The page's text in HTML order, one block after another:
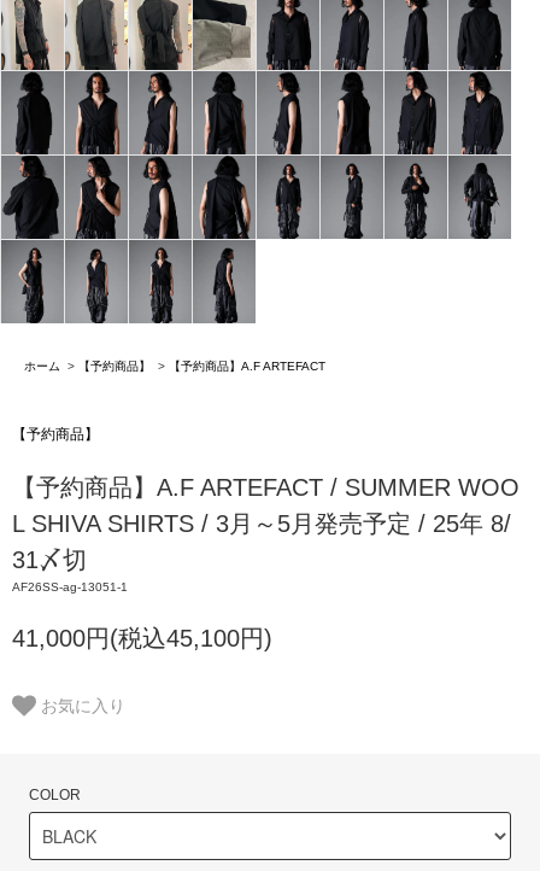
ホーム > 【予約商品】 > 【予約商品】A.F ARTEFACT
【予約商品】
【予約商品】A.F ARTEFACT / SUMMER WOO
L SHIVA SHIRTS / 3月～5月発売予定 / 25年 8/
31〆切
AF26SS-ag-13051-1
41,000円(税込45,100円)
お気に入り
COLOR